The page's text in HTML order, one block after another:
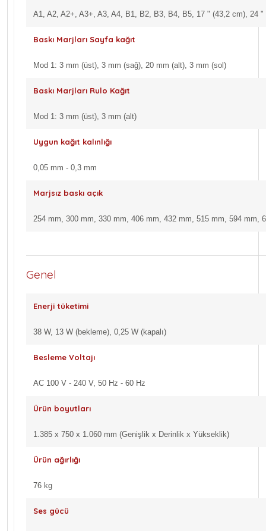
A1, A2, A2+, A3+, A3, A4, B1, B2, B3, B4, B5, 17 " (43,2 cm), 24
Baskı Marjları Sayfa kağıt
Mod 1: 3 mm (üst), 3 mm (sağ), 20 mm (alt), 3 mm (sol)
Baskı Marjları Rulo Kağıt
Mod 1: 3 mm (üst), 3 mm (alt)
Uygun kağıt kalınlığı
0,05 mm - 0,3 mm
Marjsız baskı açık
254 mm, 300 mm, 330 mm, 406 mm, 432 mm, 515 mm, 594 mm,
Genel
Enerji tüketimi
38 W, 13 W (bekleme), 0,25 W (kapalı)
Besleme Voltajı
AC 100 V - 240 V, 50 Hz - 60 Hz
Ürün boyutları
1.385‎ x 750 x 1.060 mm (Genişlik x Derinlik x Yükseklik)
Ürün ağırlığı
76 kg
Ses gücü